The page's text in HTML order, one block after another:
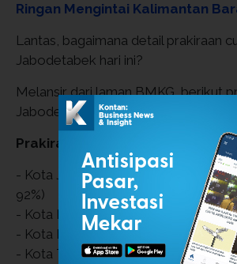
Ringan Mengintai Kalimantan
Lantas, bagaimana detail prakiraan
Jabodetabek hari ini?
Melansir dari laman BMKG, berikut
Jabodetabek:
Prakiraan Cuaca Jabodetabek 1
- Kota Jakarta Pusat: Hujan Ringan
92%)
- Kota Bogor: Hujan Ringan (23–28
- Kota Depok: Hujan Ringan (24–30
- Kota Tangerang: Hujan Ringan